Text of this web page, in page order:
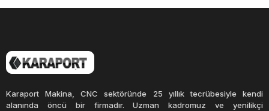
patatesli ürünleri hazırlamasına yardımcı olur. Ayrıca,
dilimleme işlemi manuel olarak yapıldığından, işletmelerin
Karaport Makina, CNC sektöründe 25 yıllık tecrübesiyle kendi
alanında öncü bir firmadır. Uzman kadromuz ve yenilikçi